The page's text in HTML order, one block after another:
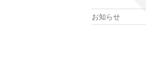
お知らせ